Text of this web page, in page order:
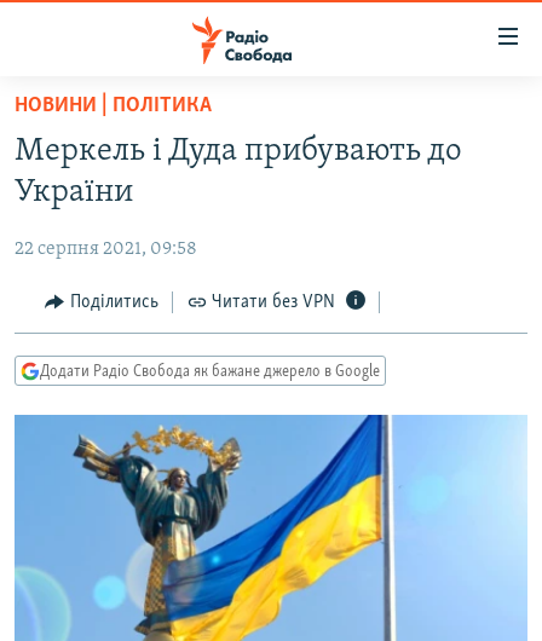
Перейти
основного
матеріалу
Перейти
до
навігації
Перейти
до
ВСЕ ЗА ДОБУ
СТАТТІ
ПОЛІТИКА
ЕКОНОМІКА
КУЛЬТУРА
СПОРТ
УКРАЇНА
ВІЙНА
РОСІЙСЬКА «ФІЛЬТРАЦІЯ»
КРИМ.РЕАЛІЇ
ТИ ЯК?
СХЕМИ
КИТАЙ.ВИКЛИКИ
МУЛЬТИМЕДІА
НОВИНИ | ПОЛІТИКА
Меркель і Дуда прибувають до
України
22 серпня 2021, 09:58
Поділитись Читати без VPN
Додати Радіо Свобода як бажане джерело в Google